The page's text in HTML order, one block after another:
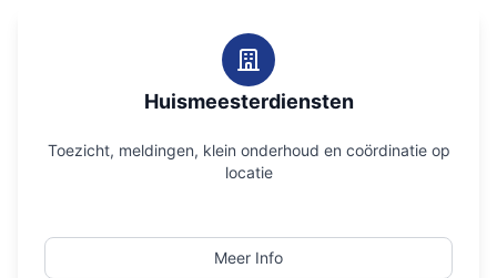
Huismeesterdiensten
Toezicht, meldingen, klein onderhoud en coördinatie op
locatie
Meer Info